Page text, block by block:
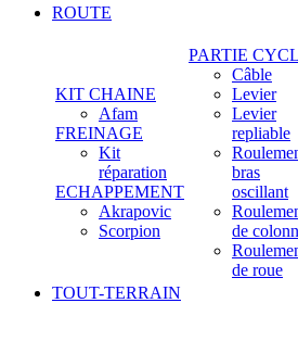
ROUTE
KIT CHAINE
Afam
FREINAGE
Kit
réparation
ECHAPPEMENT
Akrapovic
Scorpion
PARTIE
Câble
Levier
Levier
repliable
bras
oscillant
de
de roue
TOUT-TERRAIN